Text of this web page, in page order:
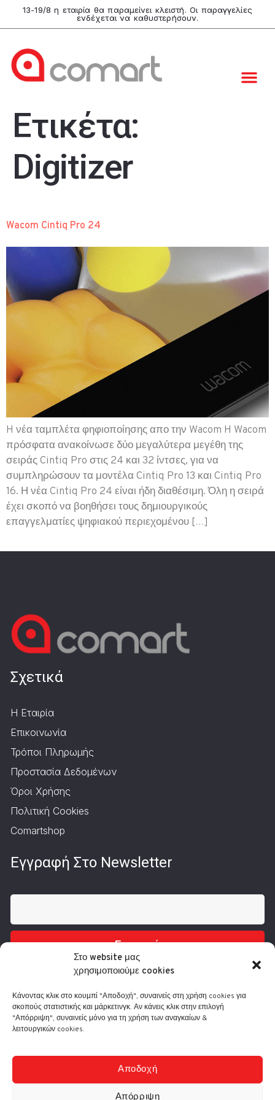
Στο website μας
χρησιμοποιούμε cookies
Κάνοντας κλικ στο κουμπί "Αποδοχή", συναινείς στη χρήση cookies για
σκοπούς στατιστικής και μάρκετινγκ. Αν κάνεις κλικ στην επιλογή
"Απόρριψη", συναινείς μόνο για τη χρήση των αναγκαίων &
λειτουργικών cookies.
Αποδοχή
Απόρριψη
13-19/8 η εταιρία θα παραμείνει κλειστή. Οι παραγγελίες
ενδέχεται να καθυστερήσουν.
Ετικέτα:
Digitizer
Wacom Cintiq Pro 24
H νέα ταμπλέτα φηφιοποίησης απο την Wacom H Wacom
πρόσφατα ανακοίνωσε δύο μεγαλύτερα μεγέθη της
σειράς Cintiq Pro στις 24 και 32 ίντσες, για να
συμπληρώσουν τα μοντέλα Cintiq Pro 13 και Cintiq Pro
16. Η νέα Cintiq Pro 24 είναι ήδη διαθέσιμη. Όλη η σειρά
έχει σκοπό να βοηθήσει τους δημιουργικούς
επαγγελματίες ψηφιακού περιεχομένου […]
Σχετικά
Η Εταιρία
Επικοινωνία
Τρόποι Πληρωμής
Προστασία Δεδομένων
Όροι Χρήσης
Πολιτική Cookies
Comartshop
Εγγραφή Στο Newsletter
Εγγραφή
Τηλ.: 210 3416200
Δευ - Παρ: 9:30 - 18:00